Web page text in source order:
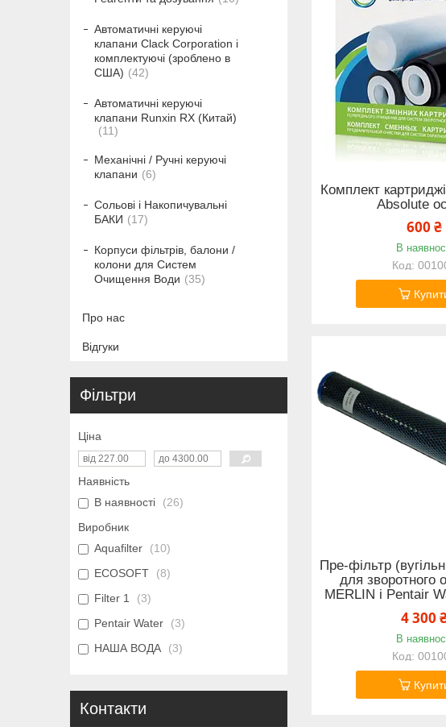
Комплект
Absolute
600 ₴
В
Пре-фільтр
для зворотного
MERLIN і Pentair
4 300
В
Автоматичні керуючі
клапани Clack Corporation і
комплектуючі (зроблено в
США)
42
Автоматичні керуючі
клапани Runxin RX (Китай)
11
Механічні / Ручні керуючі
клапани
6
Сольові і Накопичувальні
БАКИ
17
Корпуси фільтрів, балони /
колони для Систем
Очищення Води
35
Про нас
Відгуки
Фільтри
Ціна
Наявність
В наявності
26
Виробник
Aquafilter
10
ECOSOFT
8
Filter 1
3
Pentair Water
3
НАША ВОДА
3
Контакти